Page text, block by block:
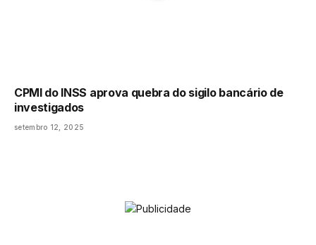
CPMI do INSS aprova quebra do sigilo bancário de
investigados
setembro 12, 2025